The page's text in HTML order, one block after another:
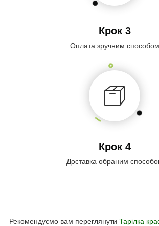
Крок 3
Оплата зручним способом
Крок 4
Доставка обраним
Рекомендуємо вам переглянути Тарілка